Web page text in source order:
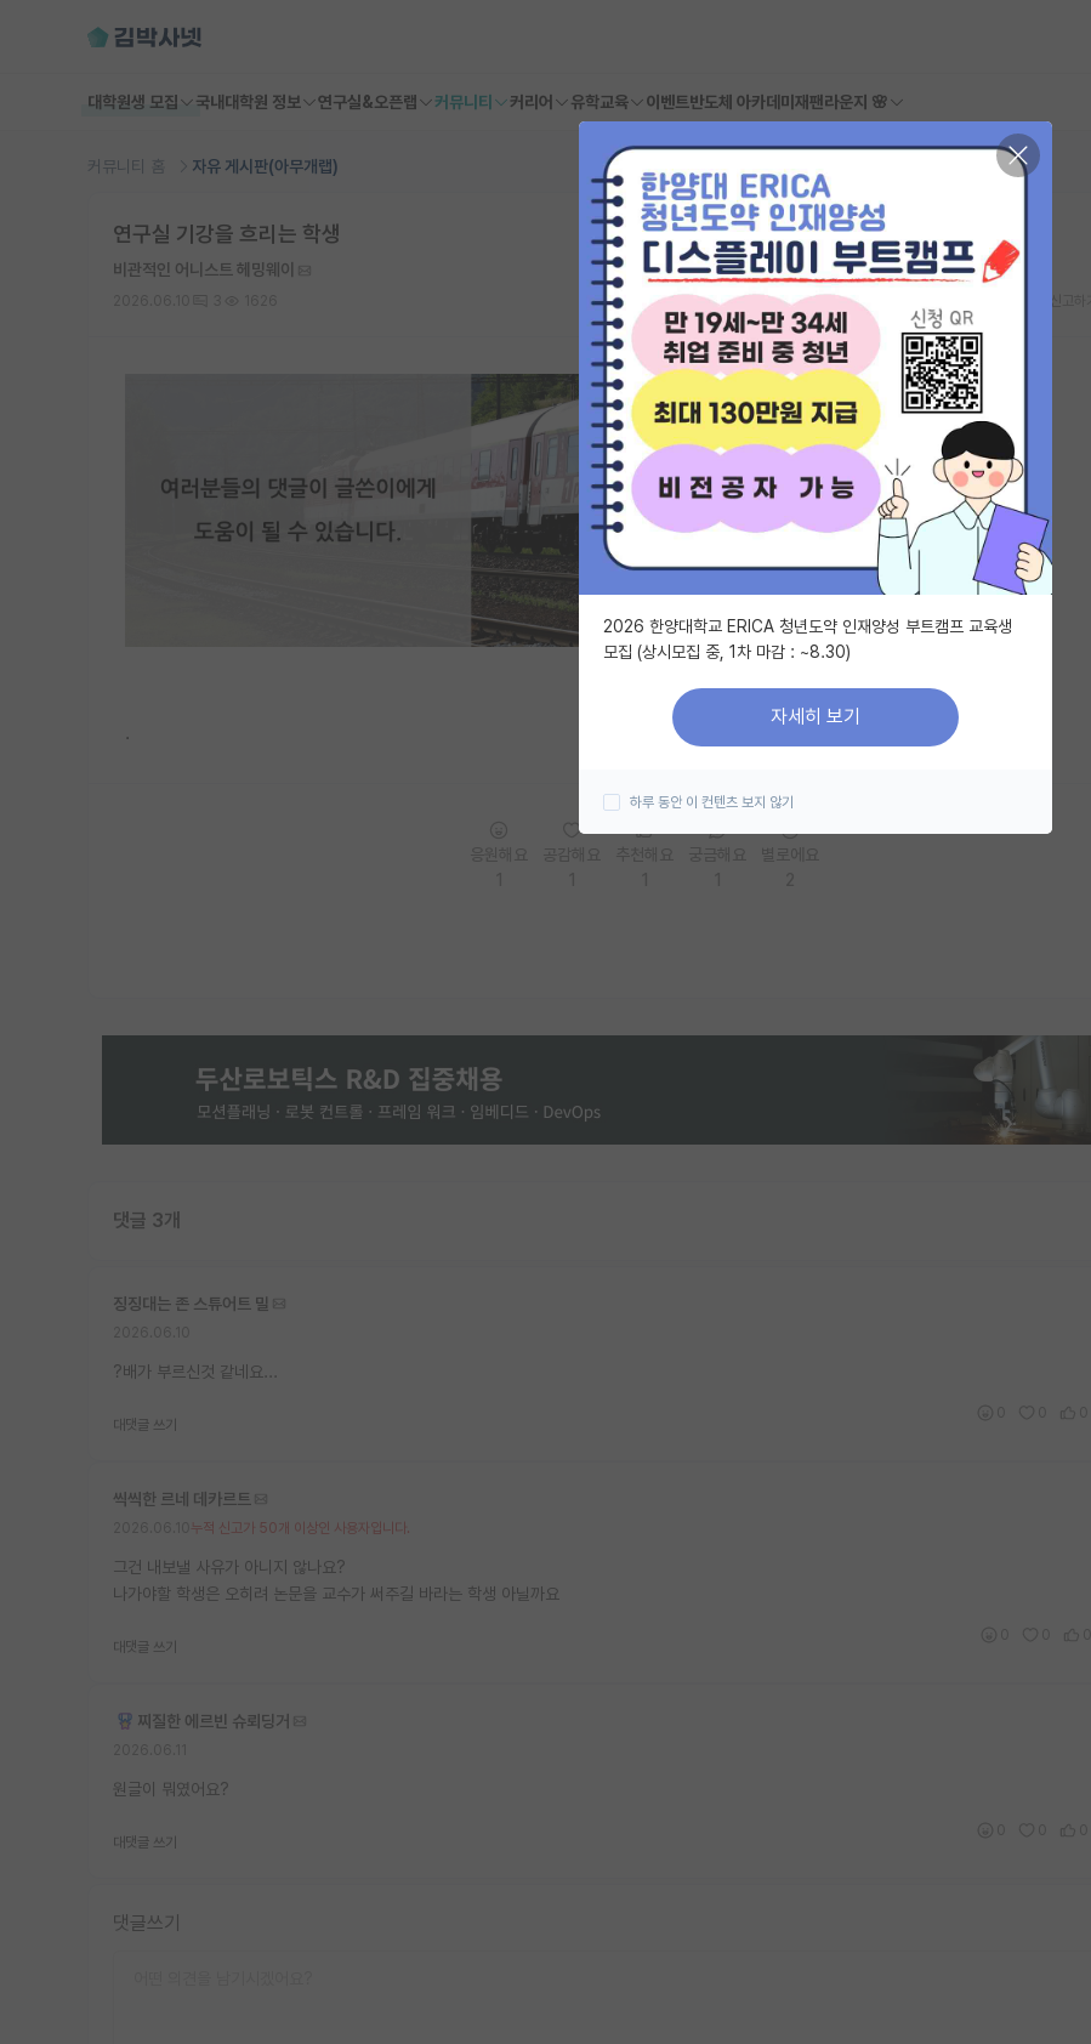
대학원생 모집 국내대학원 정보 연구실&오픈랩 커뮤니티 커리어 유학교육 이벤트반도체 아카데미 재팬라운지 🌸
커뮤니티 홈 자유 게시판(아무개랩)
연구실 기강을 흐리는 학생
비관적인 어니스트 헤밍웨이
.
댓글 3개
징징대는 존 스튜어트 밀
?배가 부르신것 같네요...
대댓글 쓰기
씩씩한 르네 데카르트
누적 신고가 50개 이상인 사용자입니다.
그건 내보낼 사유가 아니지 않나요?
나가야할 학생은 오히려 논문을 교수가 써주길 바라는 학생 아닐까요
대댓글 쓰기
찌질한 에르빈 슈뢰딩거
원글이 뭐였어요?
대댓글 쓰기
댓글쓰기
2026 한양대학교 ERICA 청년도약 인재양성 부트캠프 교육생
모집 (상시모집 중, 1차 마감 : ~8.30)
자세히 보기
하루 동안 이 컨텐츠 보지 않기